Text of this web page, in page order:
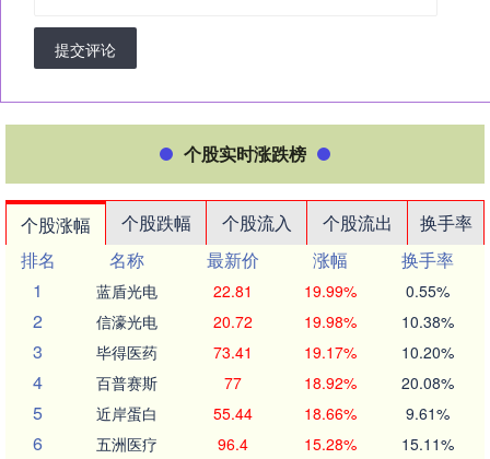
提交评论
个股实时涨跌榜
个股涨幅 个股跌幅 个股流入 个股流出
换手率
排名
名称 最新价 涨幅
换手率
1
蓝盾光电 22.81 19.99% 0.55%
2 信濠光电 20.72 19.98% 10.38%
3 毕得医药 73.41 19.17% 10.20%
4 百普赛斯 77 18.92% 20.08%
5 近岸蛋白 55.44 18.66% 9.61%
6 五洲医疗 96.4 15.28% 15.11%